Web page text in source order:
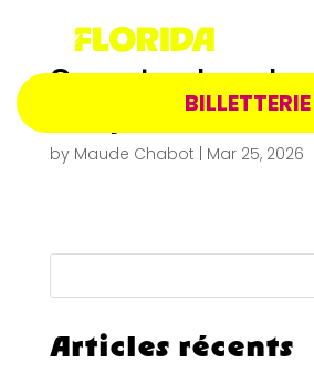
BILLETTERIE
Spectacle –
– 9 juin 2027
by Maude Chabot Mar 25, 2026
Articles récents